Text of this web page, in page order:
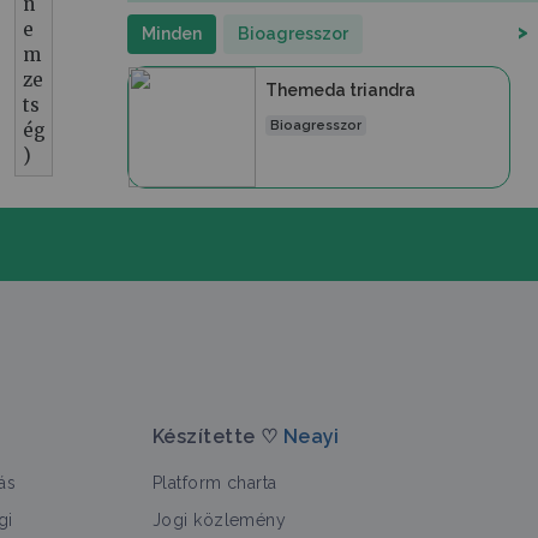
e
m
ze
ts
ég
)
Minden Bioagresszor >
Themeda triandra
Bioagresszor
Készítette ♡ Neayi
Platform charta
Jogi közlemény